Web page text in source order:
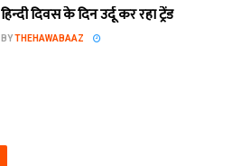
हिन्दी दिवस के दिन उर्दू कर रहा ट्रेंड
BYTHEHAWABAAZ